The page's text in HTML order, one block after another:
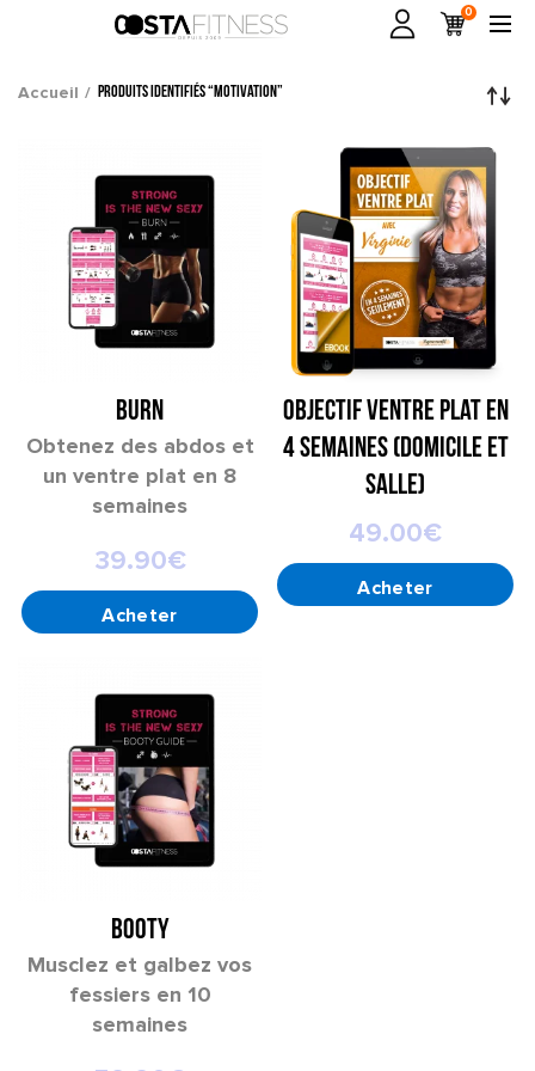
0
Accueil Produits identifiés “motivation”
BURN
Obtenez des abdos et
un ventre plat en 8
semaines
39.90€
Objectif ventre plat en
4 semaines (domicile et
salle)
49.00€
BOOTY
Musclez et galbez vos
fessiers en 10
semaines